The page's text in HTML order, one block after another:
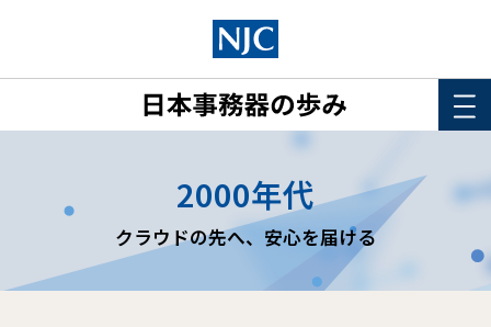
このサイトについて
年表
2000年代
クラウドの先へ、安心を届ける